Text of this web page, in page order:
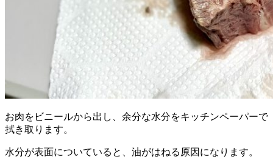
お肉をビニールから出し、余分な水分をキッチンペーパーで
拭き取ります。
水分が表面についていると、油がはねる原因になります。